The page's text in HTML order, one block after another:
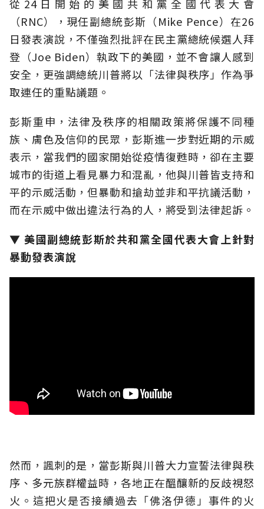
從24日開始的美國共和黨全國代表大會
（RNC），現任副總統彭斯（Mike Pence）在26
日發表演說，不僅強烈批評在民主黨總統候選人拜
登（Joe Biden）執政下的美國，並不會讓人感到
安全，更強調總統川普將以「法律與秩序」作為爭
取連任的重點議題。
彭斯重申，法律及秩序的相關政策將保護不同種
族、膚色及信仰的民眾，彭斯進一步對近期的示威
表示，當我們的國家開始從疫情復甦時，卻在主要
城市的街道上看見暴力和混亂，他與川普皆支持和
平的示威活動，但暴動和搶劫並非和平抗議活動，
而在示威中做出違法行為的人，將受到法律起訴。
▼ 美國副總統彭斯於共和黨全國代表大會上針對
暴動發表演說
然而，諷刺的是，當彭斯與川普大力宣誓法律與秩
序、多元族群權益時，各地正在醞釀新的反歧視怒
火。這把火是否接續過去「佛洛伊德」事件的火